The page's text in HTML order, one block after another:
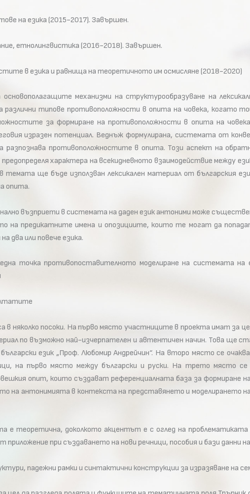
на езика (2015-2017). Завършен.
етнолингвистика (2016-2018). Завършен.
в езика и равнища на теоретичното им осмисляне (2018-2020)
механизми на структурообразуване на
различни типове противоположности в опита на човека, когато
за формиране на противоположности в опита на
изразен потенциал. Веднъж формулирана, системата от
разпознава противоположностите в опита. Този аспект на
характера на всекидневното взаимодействие между
темата ще бъде използван лексикален материал от българския
опита.
възприети в системата на даден език антоними може
на предикатните имена и опозициите, които те могат да
два или повече езика.
точка противопоставителното моделиране на системата
в няколко посоки. На първо място участниците в проекта имат за
по възможно най-изчерпателен и автентичен начин. Това ще
език „Проф. Любомир Андрейчин“. На второ място се
на първо място между български и руски. На трето място
опит, които създават референциалната база за
на антонимията в контекста на представянето и моделирането
е теоретична, доколкото акцентът е с оглед на
при създаването на нови речници, пособия и бази данни
падежни рамки и синтактични конструкции за изразяване на